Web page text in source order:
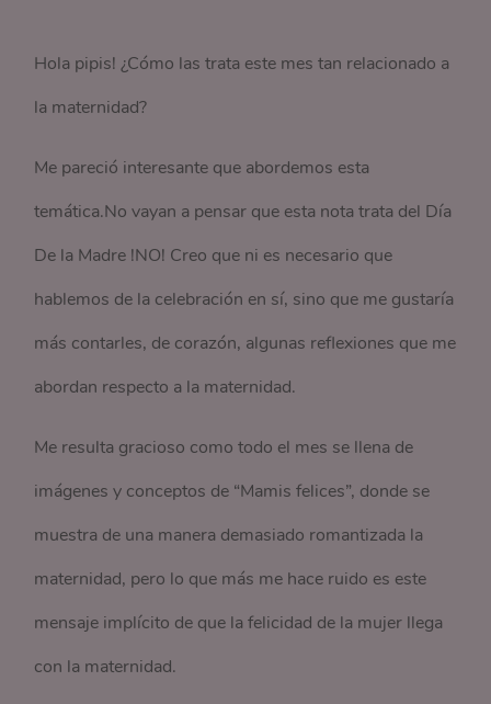
Hola pipis! ¿Cómo las trata este mes tan relacionado a
la maternidad?
Me pareció interesante que abordemos esta
temática.No vayan a pensar que esta nota trata del Día
De la Madre !NO! Creo que ni es necesario que
hablemos de la celebración en sí, sino que me gustaría
más contarles, de corazón, algunas reflexiones que me
abordan respecto a la maternidad.
Me resulta gracioso como todo el mes se llena de
imágenes y conceptos de “Mamis felices”, donde se
muestra de una manera demasiado romantizada la
maternidad, pero lo que más me hace ruido es este
mensaje implícito de que la felicidad de la mujer llega
con la maternidad.